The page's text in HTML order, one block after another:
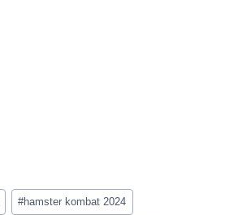
#hamster kombat 2024